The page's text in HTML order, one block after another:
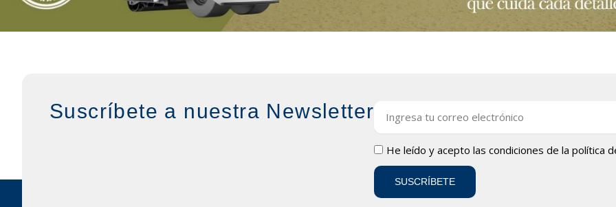
Suscríbete a nuestra Newsletter
LOPDHe leído y acepto las condiciones de lapolítica
SUSCRÍBETE